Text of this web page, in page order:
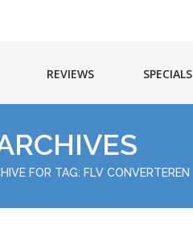
REVIEWS SPECIALS
FOR TAG: FLV CONVERTEREN